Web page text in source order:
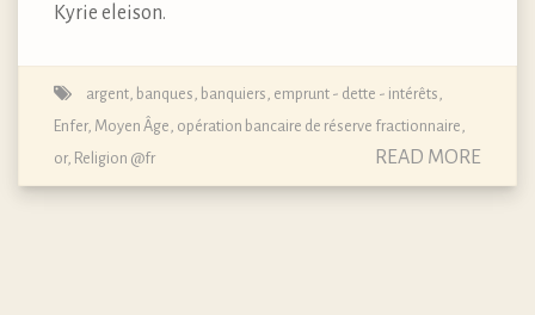
Kyrie eleison.
argent banques banquiers emprunt - dette - intérêts
Enfer, Moyen Âge opération bancaire de réserve fractionnaire
or, Religion @fr READ MORE